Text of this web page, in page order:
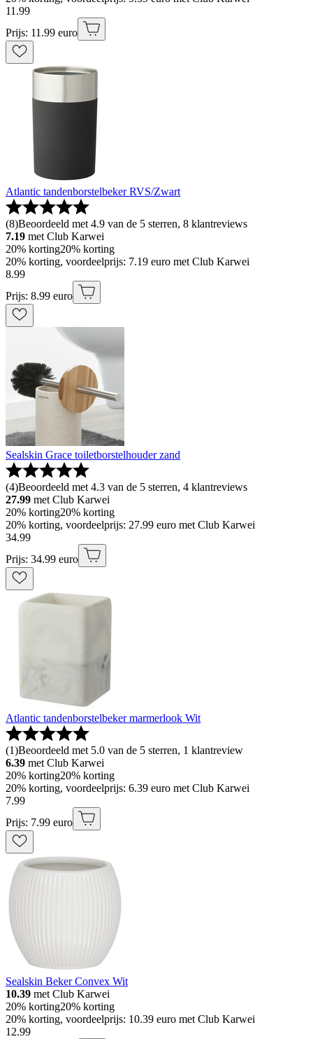
11 .99
Prijs: 11.99 euro
Atlantic tandenborstelbeker RVS/Zwart
(8)Beoordeeld met 4.9 van de 5 sterren, 8 klantreviews
7.19 met Club Karwei
20% korting20% korting
20% korting, voordeelprijs: 7.19 euro met Club Karwei
8.99
Prijs: 8.99 euro
Sealskin Grace toiletborstelhouder zand
(4)Beoordeeld met 4.3 van de 5 sterren, 4 klantreviews
27.99 met Club Karwei
20% korting20% korting
20% korting, voordeelprijs: 27.99 euro met Club Karwei
34.99
Prijs: 34.99 euro
Atlantic tandenborstelbeker marmerlook Wit
(1)Beoordeeld met 5.0 van de 5 sterren, 1 klantreview
6.39 met Club Karwei
20% korting20% korting
20% korting, voordeelprijs: 6.39 euro met Club Karwei
7.99
Prijs: 7.99 euro
Sealskin Beker Convex Wit
10.39 met Club Karwei
20% korting20% korting
20% korting, voordeelprijs: 10.39 euro met Club Karwei
12.99